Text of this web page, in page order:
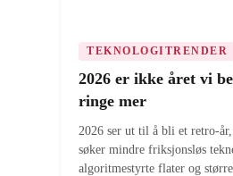
TEKNOLOGITRENDER
2026 er ikke året vi
ringe mer
2026 ser ut til å bli et retro-
søker mindre friksjonsløs
algoritmestyrte flater og